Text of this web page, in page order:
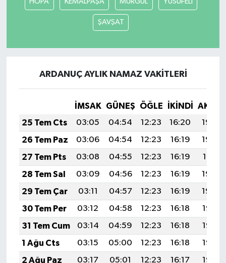
ŞAVŞAT
ARDANUÇ AYLIK NAMAZ VAKITLERI
İMSAK GÜNEŞ ÖĞLE İKINDI
25 Tem Cts
03:05 04:54 12:23 16:20
19:43
26 Tem Paz
03:06 04:54 12:23 16:19
19:42
27 Tem Pts
03:08 04:55 12:23 16:19
19:41
28 Tem Sal
03:09 04:56 12:23 16:19
19:40
29 Tem Çar
03:11 04:57 12:23 16:19
19:39
30 Tem Per
03:12 04:58 12:23 16:18
19:38
31 Tem Cum
03:14 04:59 12:23 16:18
19:37
1 Ağu Cts
03:15 05:00 12:23 16:18
19:36
2 Ağu Paz
03:17 05:01 12:23 16:17
19:35